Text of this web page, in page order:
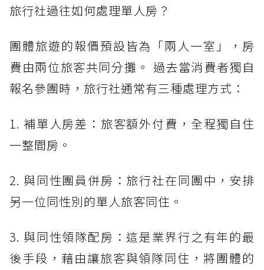
旅行社過往如何處理單人房？
團體旅遊的報價預設皆為「兩人一室」，房
費由兩位旅客共同分攤。 過去當消費者獨自
報名參團時，旅行社通常有三種處理方式：
1. 補單人房差：旅客額外付費，全程獨自住
一整間房。
2. 與同性團員併房：旅行社在同團中，安排
另一位同性別的單人旅客同住。
3. 與同性領隊配房：這是業界行之有年的最
後手段，藉由讓旅客與領隊同住，將團體的